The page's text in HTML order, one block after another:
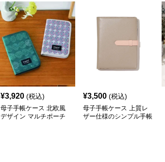
¥3,920 (税込)
母子手帳ケース 北欧風
デザイン マルチポーチ
¥3,500 (税込)
母子手帳ケース 上質レ
ザー仕様のシンプル手帳